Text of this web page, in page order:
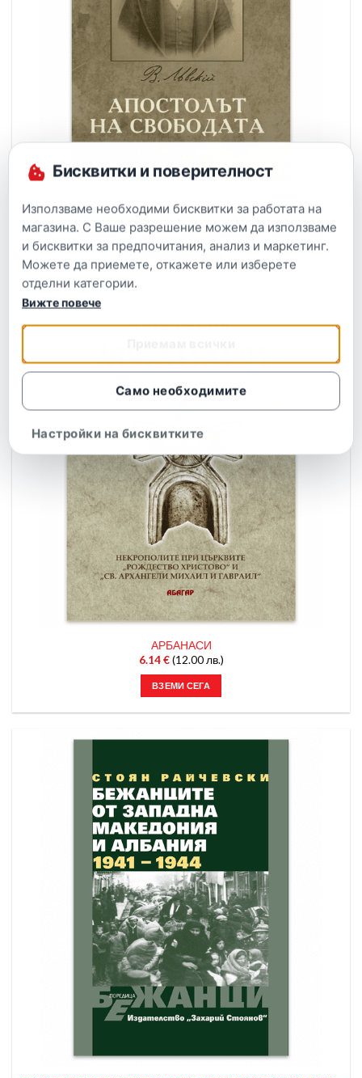
АПОСТОЛЪТ НА СВОБОДАТА
ВЗЕМИ СЕГА
АРБАНАСИ
6.14€ (12.00 лв.)
ВЗЕМИ СЕГА
Бисквитки и поверителност
Използваме необходими бисквитки за работата на
магазина. С Ваше разрешение можем да използваме
и бисквитки за предпочитания, анализ и маркетинг.
Можете да приемете, откажете или изберете
отделни категории.
Само необходимите
Настройки на бисквитките
Вижте повече